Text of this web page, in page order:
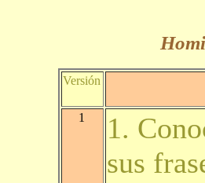
Versión
1
1.
sus